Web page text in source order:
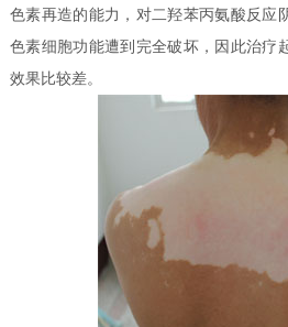
色素再造的能力，对二羟苯丙氨酸反应
色素细胞功能遭到完全破坏，因此治疗
效果比较差。